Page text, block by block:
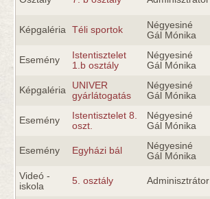
Képgaléria Téli sportok
Négyesiné
Gál Mónika
Esemény
Istentisztelet
1.b osztály
Négyesiné
Gál Mónika
Képgaléria
UNIVER
gyárlátogatás
Négyesiné
Gál Mónika
Esemény
Istentisztelet 8.
oszt.
Négyesiné
Gál Mónika
Esemény Egyházi bál
Négyesiné
Gál Mónika
Videó -
iskola
5. osztály Adminisztrátor